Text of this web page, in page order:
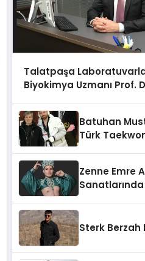
Talatpaşa
Biyokimya Uzmanı Prof.
Batuhan
Türk
Zenne Emre
Sanatlarında
Sterk Berzah